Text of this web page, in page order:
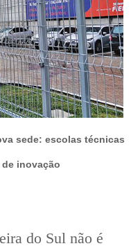
sede: escolas técnicas
inovação
do Sul não é